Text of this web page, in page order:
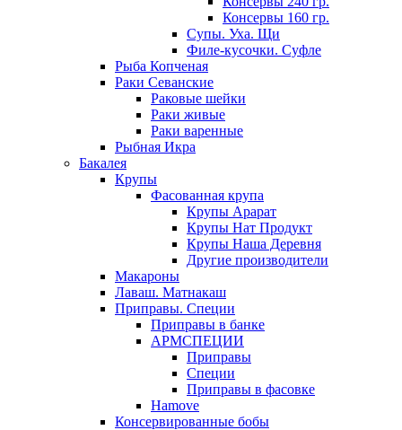
Консервы 160 гр.
Супы. Уха. Щи
Филе-кусочки. Суфле
Рыба Копченая
Раки Севанские
Раковые шейки
Раки живые
Раки варенные
Рыбная Икра
Бакалея
Крупы
Фасованная крупа
Крупы Арарат
Крупы Нат Продукт
Крупы Наша Деревня
Другие производители
Макароны
Лаваш. Матнакаш
Приправы. Специи
Приправы в банке
АРМСПЕЦИИ
Приправы
Специи
Приправы в фасовке
Hamove
Консервированные бобы